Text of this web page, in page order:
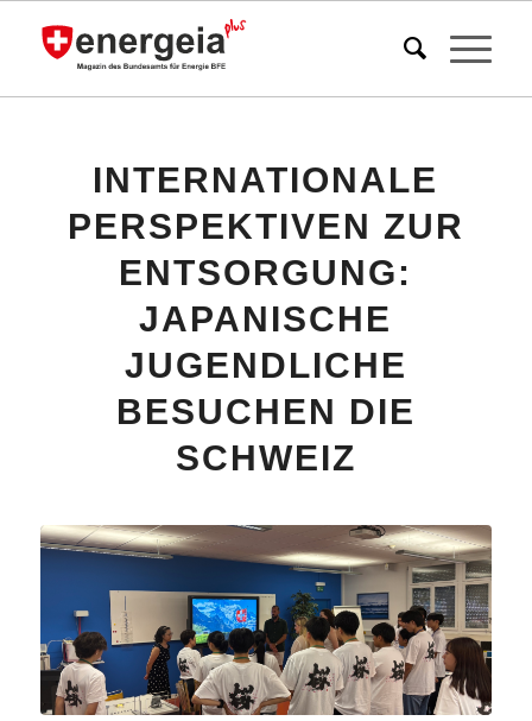
INTERNATIONALE
PERSPEKTIVEN ZUR
ENTSORGUNG:
JAPANISCHE
JUGENDLICHE
BESUCHEN DIE
SCHWEIZ